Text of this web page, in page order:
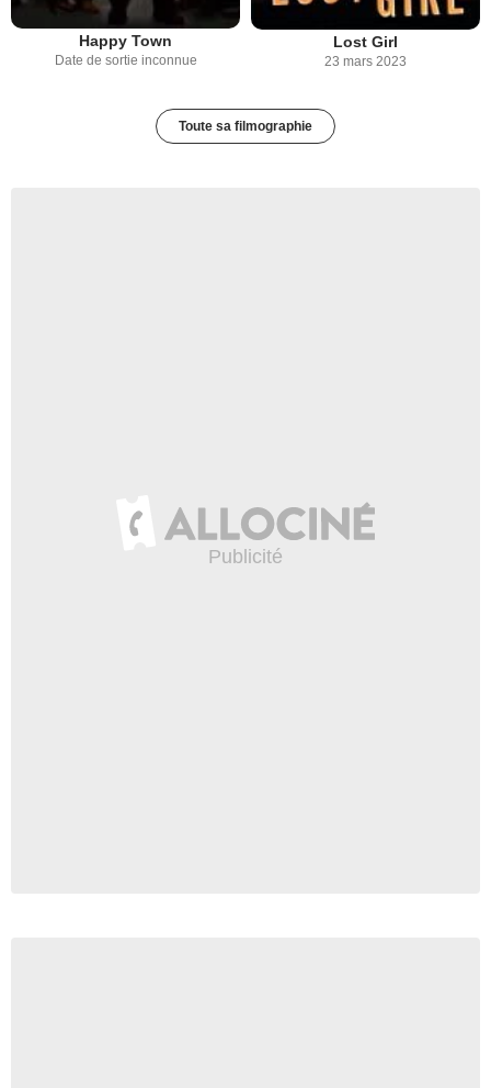
Happy Town
Date de sortie inconnue
Lost Girl
23 mars 2023
Toute sa filmographie